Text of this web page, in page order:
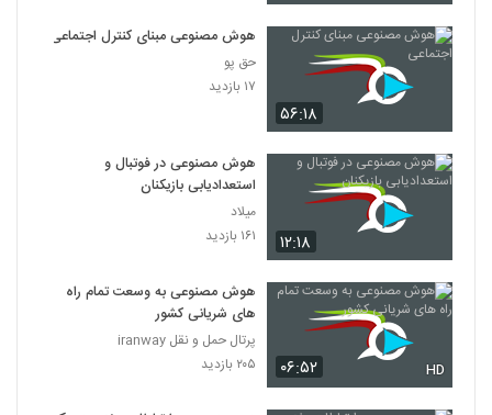
۵۶:۱۸
هوش مصنوعی مبنای کنترل‌ اجتماعی
حق پو
۱۷ بازدید
۱۲:۱۸
هوش مصنوعی در فوتبال و
استعدادیابی بازیکنان
میلاد
۱۶۱ بازدید
۰۶:۵۲ HD
هوش مصنوعی به وسعت تمام راه
های شریانی کشور
پرتال حمل و نقل iranway
۲۰۵ بازدید